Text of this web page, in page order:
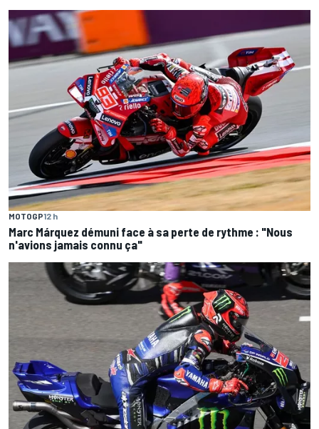
MOTOGP12 h
Marc Márquez démuni face à sa perte de rythme : "Nous
n'avions jamais connu ça"